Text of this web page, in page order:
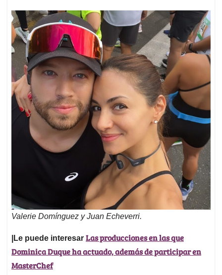
Valerie Domínguez y Juan Echeverri.
|Le puede interesar Las producciones en las que
Dominica Duque ha actuado, además de participar en
MasterChef